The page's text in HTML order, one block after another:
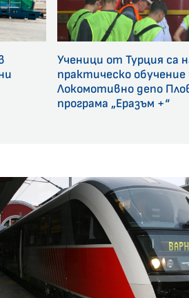
Ученици от Турция са
практическо обучение
Локомотивно депо
програма „Еразъм +“